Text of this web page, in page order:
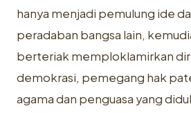
hanya menjadi pemulung ide
peradaban bangsa lain,
berteriak memploklamirkan
demokrasi, pemegang hak
agama dan penguasa yang